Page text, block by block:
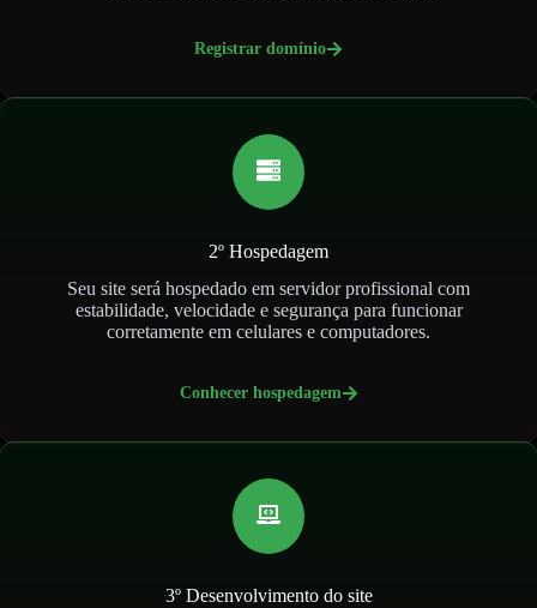
Registrar domínio
2º Hospedagem
Seu site será hospedado em servidor profissional com
estabilidade, velocidade e segurança para funcionar
corretamente em celulares e computadores.
Conhecer hospedagem
3º Desenvolvimento do site